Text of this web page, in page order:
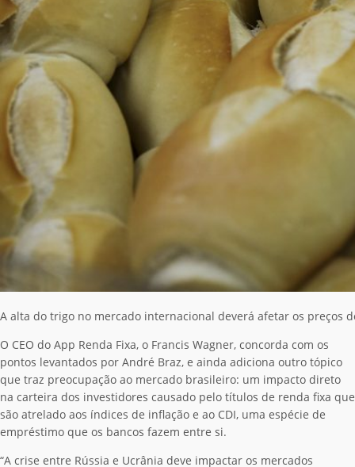
A alta do trigo no mercado internacional deverá afetar os preços
O CEO do App Renda Fixa, o Francis Wagner, concorda com os
pontos levantados por André Braz, e ainda adiciona outro tópico
que traz preocupação ao mercado brasileiro: um impacto direto
na carteira dos investidores causado pelo títulos de renda fixa que
são atrelado aos índices de inflação e ao CDI, uma espécie de
empréstimo que os bancos fazem entre si.
“A crise entre Rússia e Ucrânia deve impactar os mercados